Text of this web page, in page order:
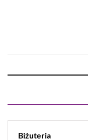
Biżuteria